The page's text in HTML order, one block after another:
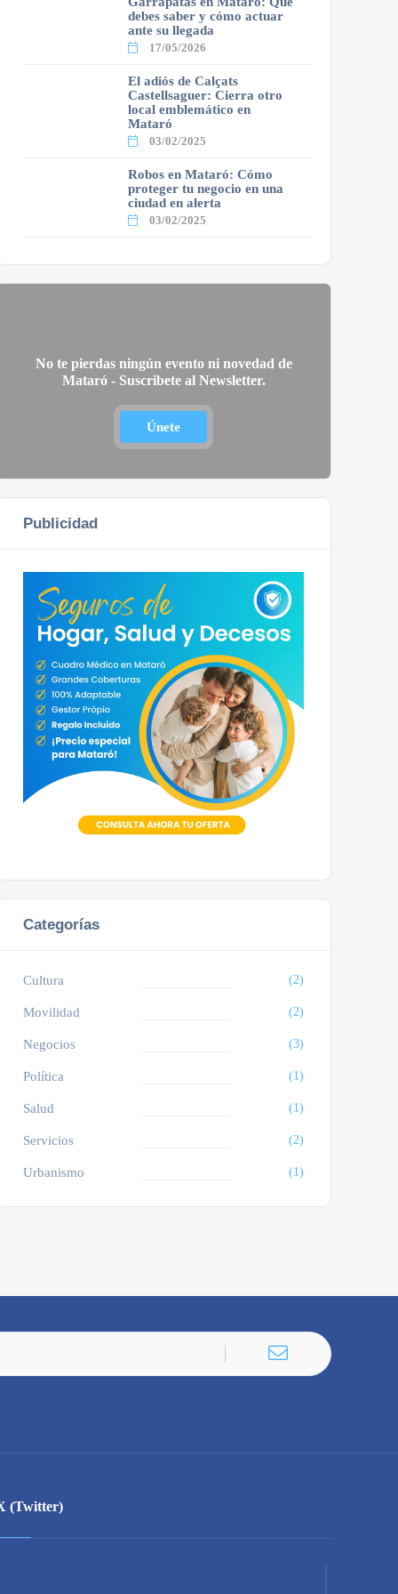
debes saber y cómo actuar
ante su llegada
17/05/2026
El adiós de Calçats
Castellsaguer: Cierra otro
local emblemático en
Mataró
03/02/2025
Robos en Mataró: Cómo
proteger tu negocio en una
ciudad en alerta
03/02/2025
No te pierdas ningún evento ni novedad de
Mataró - Suscribete al Newsletter.
Únete
Publicidad
Categorías
Cultura (2)
Movilidad (2)
Negocios (3)
Política (1)
Salud (1)
Servicios (2)
Urbanismo (1)
(Twitter)